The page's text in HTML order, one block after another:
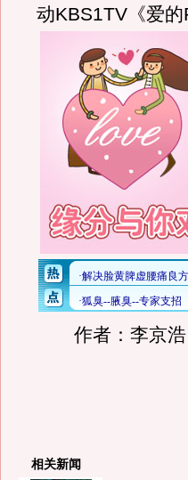
动KBS1TV《爱
作者：李京浩
相关新闻